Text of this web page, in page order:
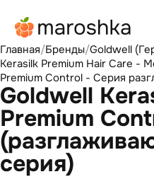
Главная/Бренды/Goldwell
Kerasilk Premium Hair Care -
Premium Control - Серия
Goldwell
Premium
серия)